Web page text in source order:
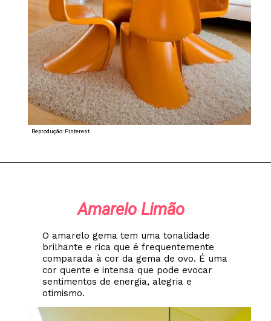
Reprodução: Pinterest
O amarelo gema tem uma tonalidade
brilhante e rica que é frequentemente
comparada à cor da gema de ovo. É uma
cor quente e intensa que pode evocar
sentimentos de energia, alegria e
otimismo.
Amarelo Limão